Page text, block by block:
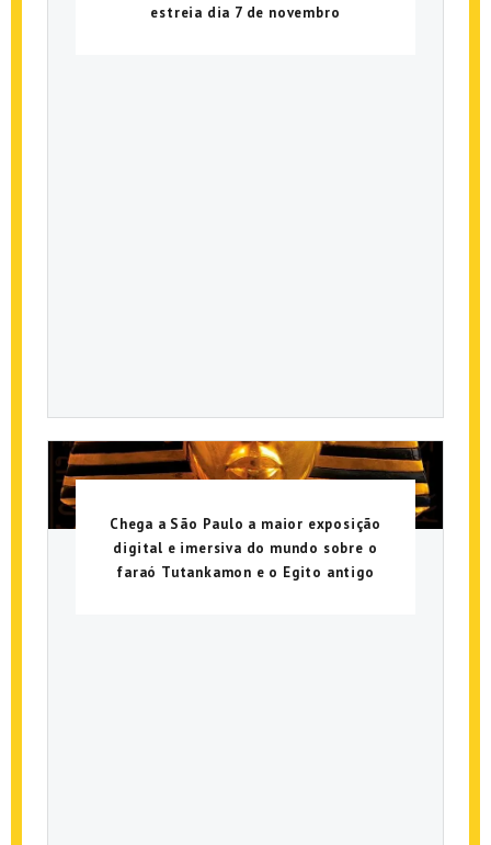
estreia dia 7 de novembro
Chega a São Paulo a maior exposição
digital e imersiva do mundo sobre o
faraó Tutankamon e o Egito antigo